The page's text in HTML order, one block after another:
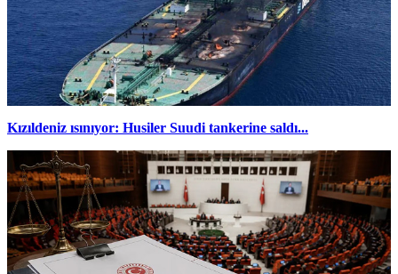
Kızıldeniz ısınıyor: Husiler Suudi tankerine saldı...